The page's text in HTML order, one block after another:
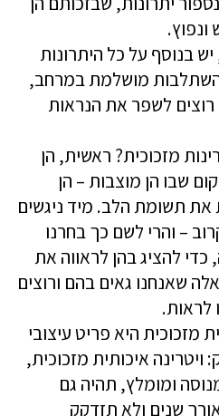
יש בנוסף על כל היתרונות
מושלמת במרחב,
לשפר את הנראות
מזכוכית? ראשית, הן
שבו הן מוצבות – הן
את תשומת הלב. מיד ניגשים
– והרי לשם כך בחרנו
להציג בהן לראווה את
שאנחנו גאים בהם ורוצים
לראות.
מזכוכית היא פריט עיצובי
איכותית מזכוכית,
ומומלץ, תהיה גם
שנים ולא תזדקק